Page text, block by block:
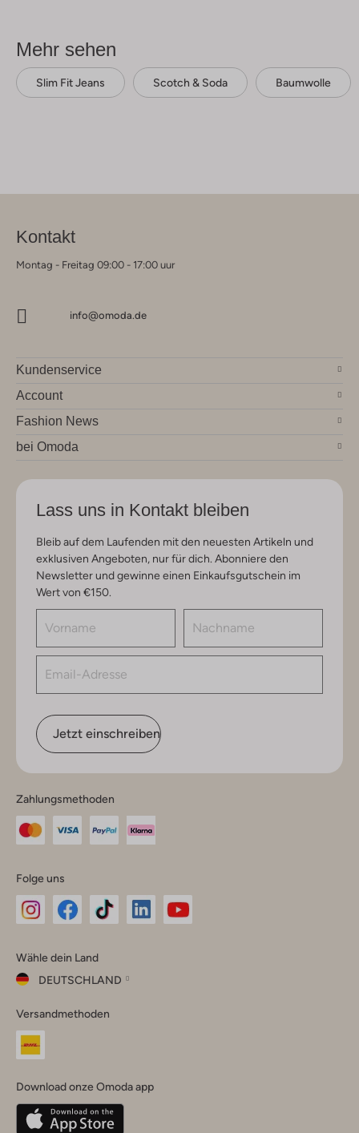
Mehr sehen
Slim Fit Jeans Scotch & Soda Baumwolle
Kontakt
Montag - Freitag 09:00 - 17:00 uur
info@omoda.de
Kundenservice
Account
Fashion News
bei Omoda
Lass uns in Kontakt bleiben
Bleib auf dem Laufenden mit den neuesten Artikeln und
exklusiven Angeboten, nur für dich. Abonniere den
Newsletter und gewinne einen Einkaufsgutschein im
Wert von €150.
Jetzt einschreiben
Zahlungsmethoden
Folge uns
Instagram
Facebook
TikTok
Wähle dein Land
DEUTSCHLAND
dein
Land
Belgique(Français)
Deutschland
Versandmethoden
Download onze Omoda app